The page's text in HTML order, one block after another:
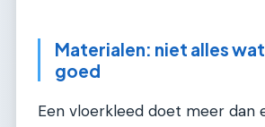
Materialen: niet alles
goed
Een vloerkleed doet meer dan